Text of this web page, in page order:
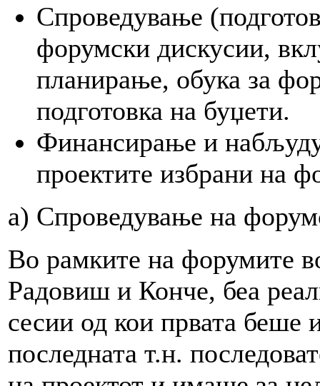
Спроведување
форумски дискусии,
планирање, обука за
подготовка на буџети.
Финансирање и
проектите избрани на
а) Спроведување на
Во рамките на форумите
Радовиш и Конче, беа
сесии од кои првата беше
последната т.н.